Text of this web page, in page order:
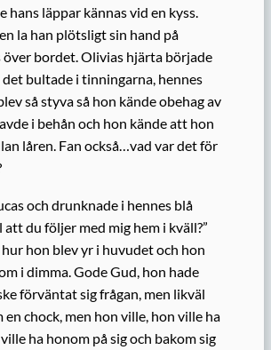
hans läppar kännas vid en kyss.
la han plötsligt sin hand på
över bordet. Olivias hjärta började
det bultade i tinningarna, hennes
så styva så hon kände obehag av
i behån och hon kände att hon
låren. Fan också…vad var det för
och drunknade i hennes blå
att du följer med mig hem i kväll?”
hon blev yr i huvudet och hon
i dimma. Gode Gud, hon hade
förväntat sig frågan, men likväl
en chock, men hon ville, hon ville ha
ha honom på sig och bakom sig